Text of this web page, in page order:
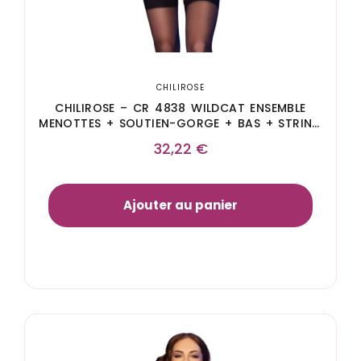
CHILIROSE
CHILIROSE – CR 4838 WILDCAT ENSEMBLE
MENOTTES + SOUTIEN-GORGE + BAS + STRING
32,22 €
Ajouter au panier